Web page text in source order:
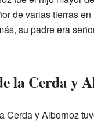
de varias tierras en
su padre era
la Cerda y
Cerda y Albornoz